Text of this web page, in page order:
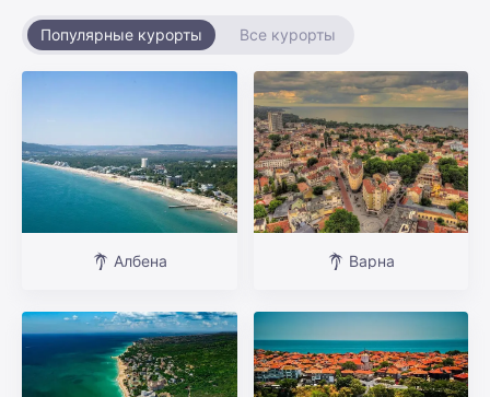
Популярные курорты Все курорты
Албена Варна